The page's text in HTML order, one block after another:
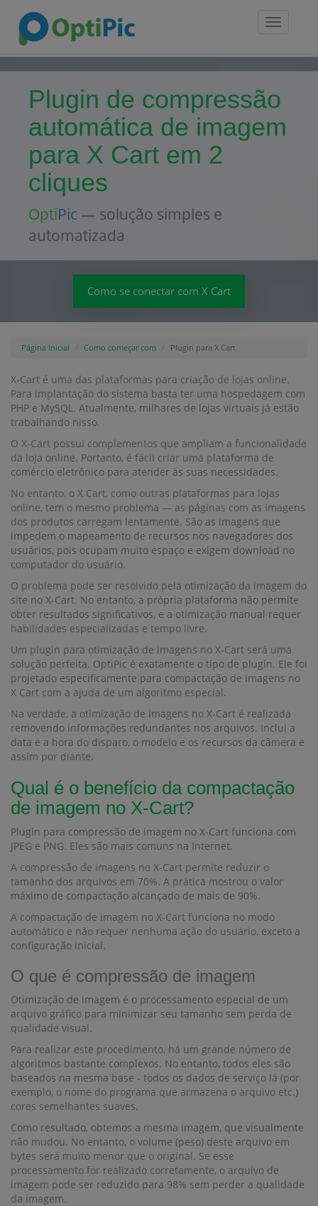
Toggle
Plugin de compressão
automática de imagem
para X Cart em 2
cliques
OptiPic — solução simples e
automatizada
Como se conectar com X Cart
Página Inicial Como começar com Plugin para X Cart
X-Cart é uma das plataformas para criação de lojas online.
Para implantação do sistema basta ter uma hospedagem com
PHP e MySQL. Atualmente, milhares de lojas virtuais já estão
trabalhando nisso.
O X-Cart possui complementos que ampliam a funcionalidade
da loja online. Portanto, é fácil criar uma plataforma de
comércio eletrônico para atender às suas necessidades.
No entanto, o X Cart, como outras plataformas para lojas
online, tem o mesmo problema — as páginas com as imagens
dos produtos carregam lentamente. São as imagens que
impedem o mapeamento de recursos nos navegadores dos
usuários, pois ocupam muito espaço e exigem download no
computador do usuário.
O problema pode ser resolvido pela otimização da imagem do
site no X-Cart. No entanto, a própria plataforma não permite
obter resultados significativos, e a otimização manual requer
habilidades especializadas e tempo livre.
Um plugin para otimização de imagens no X-Cart será uma
solução perfeita. OptiPic é exatamente o tipo de plugin. Ele foi
projetado especificamente para compactação de imagens no
X Cart com a ajuda de um algoritmo especial.
Na verdade, a otimização de imagens no X-Cart é realizada
removendo informações redundantes nos arquivos. Inclui a
data e a hora do disparo, o modelo e os recursos da câmera e
assim por diante.
Qual ​​é o benefício da compactação
de imagem no X-Cart?
Plugin para compressão de imagem no X-Cart funciona com
JPEG e PNG. Eles são mais comuns na Internet.
A compressão de imagens no X-Cart permite reduzir o
tamanho dos arquivos em 70%. A prática mostrou o valor
máximo de compactação alcançado de mais de 90%.
A compactação de imagem no X-Cart funciona no modo
automático e não requer nenhuma ação do usuário, exceto a
configuração inicial.
O que é compressão de imagem
Otimização de imagem é o processamento especial de um
arquivo gráfico para minimizar seu tamanho sem perda de
qualidade visual.
Para realizar este procedimento, há um grande número de
algoritmos bastante complexos. No entanto, todos eles são
baseados na mesma base - todos os dados de serviço lá (por
exemplo, o nome do programa que armazena o arquivo etc.)
cores semelhantes suaves.
Como resultado, obtemos a mesma imagem, que visualmente
não mudou. No entanto, o volume (peso) deste arquivo em
bytes será muito menor que o original. Se esse
processamento for realizado corretamente, o arquivo de
imagem pode ser reduzido para 98% sem perder a qualidade
da imagem.